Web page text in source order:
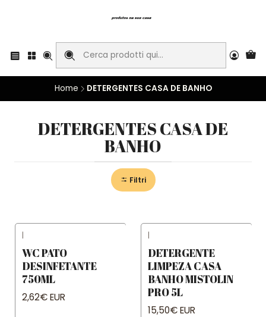
Home DETERGENTES CASA DE BANHO
DETERGENTES CASA DE
BANHO
Filtri
|
WC PATO
DESINFETANTE
750ML
2,62€ EUR
|
DETERGENTE
LIMPEZA CASA
BANHO MISTOLIN
PRO 5L
15,50€ EUR